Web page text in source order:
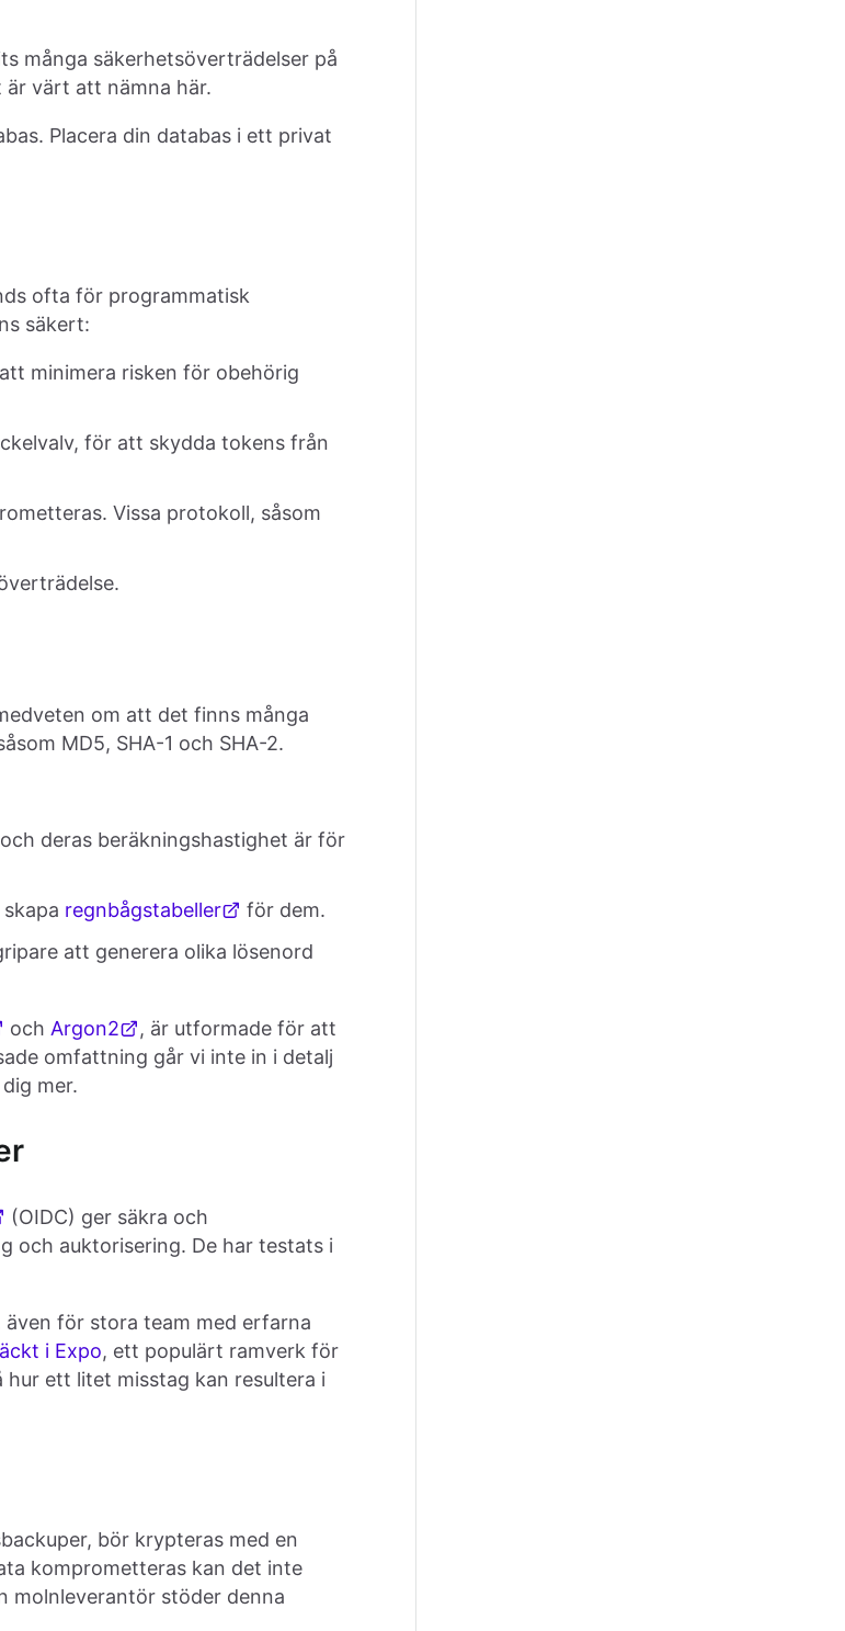
många säkerhetsöverträdelser på
värt att nämna här.
Placera din databas i ett privat
ofta för programmatisk
säkert:
minimera risken för obehörig
för att skydda tokens från
Vissa protokoll, såsom
om att det finns många
MD5, SHA-1 och SHA-2.
deras beräkningshastighet är för
regnbågstabeller
för dem.
att generera olika lösenord
och Argon2
, är utformade för att
omfattning går vi inte in i detalj
mer.
(OIDC) ger säkra och
och auktorisering. De har testats i
för stora team med erfarna
i Expo, ett populärt ramverk för
ett litet misstag kan resultera i
bör krypteras med en
komprometteras kan det inte
molnleverantör stöder denna